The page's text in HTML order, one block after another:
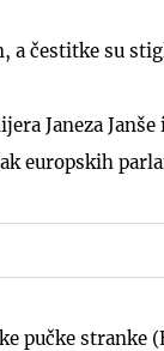
a čestitke su
Janeza
europskih
pučke stranke